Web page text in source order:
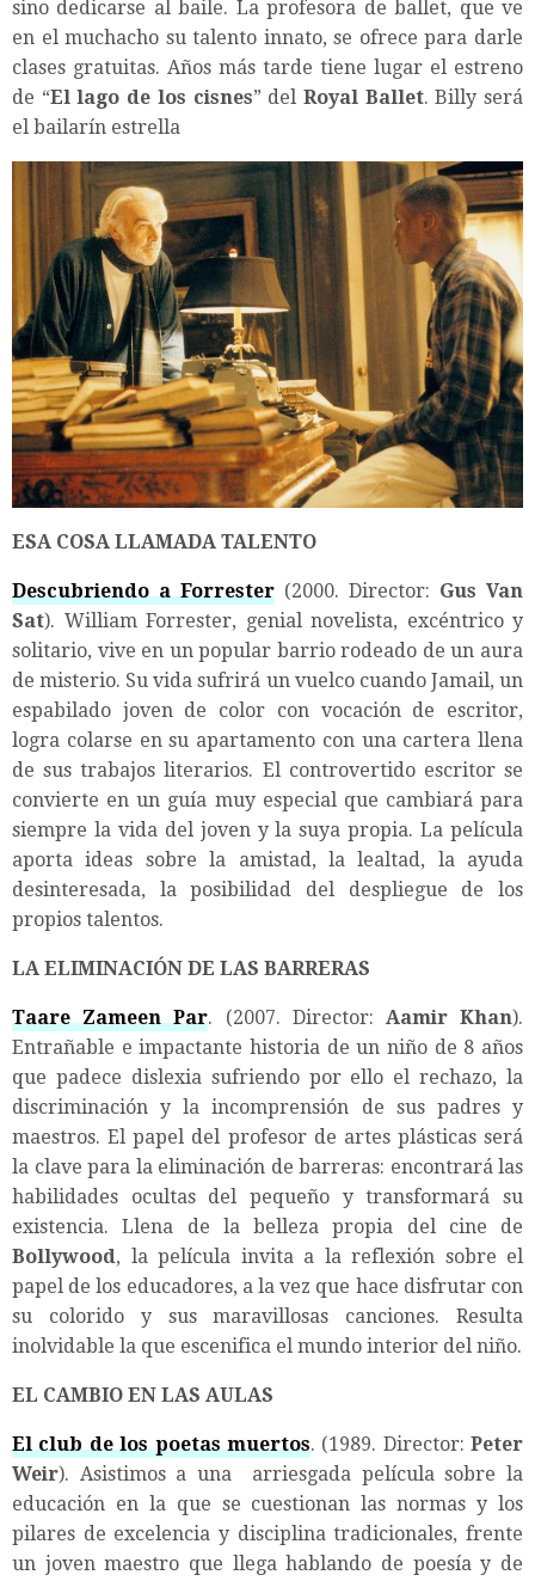
sino dedicarse al baile. La profesora de ballet, que ve
en el muchacho su talento innato, se ofrece para darle
clases gratuitas. Años más tarde tiene lugar el estreno
de “El lago de los cisnes” del Royal Ballet. Billy será
el bailarín estrella
ESA COSA LLAMADA TALENTO
Descubriendo a Forrester (2000. Director: Gus Van
Sat). William Forrester, genial novelista, excéntrico y
solitario, vive en un popular barrio rodeado de un aura
de misterio. Su vida sufrirá un vuelco cuando Jamail, un
espabilado joven de color con vocación de escritor,
logra colarse en su apartamento con una cartera llena
de sus trabajos literarios. El controvertido escritor se
convierte en un guía muy especial que cambiará para
siempre la vida del joven y la suya propia. La película
aporta ideas sobre la amistad, la lealtad, la ayuda
desinteresada, la posibilidad del despliegue de los
propios talentos.
LA ELIMINACIÓN DE LAS BARRERAS
Taare Zameen Par. (2007. Director: Aamir Khan).
Entrañable e impactante historia de un niño de 8 años
que padece dislexia sufriendo por ello el rechazo, la
discriminación y la incomprensión de sus padres y
maestros. El papel del profesor de artes plásticas será
la clave para la eliminación de barreras: encontrará las
habilidades ocultas del pequeño y transformará su
existencia. Llena de la belleza propia del cine de
Bollywood, la película invita a la reflexión sobre el
papel de los educadores, a la vez que hace disfrutar con
su colorido y sus maravillosas canciones. Resulta
inolvidable la que escenifica el mundo interior del niño.
EL CAMBIO EN LAS AULAS
El club de los poetas muertos. (1989. Director: Peter
Weir). Asistimos a una arriesgada película sobre la
educación en la que se cuestionan las normas y los
pilares de excelencia y disciplina tradicionales, frente
un joven maestro que llega hablando de poesía y de